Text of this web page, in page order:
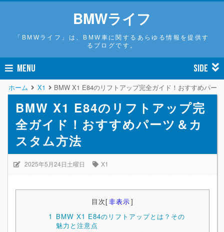
BMWライフ
「BMWライフ」は、BMW車に関するあらゆる情報を提供す
るブログです。
MENU SIDE
ホーム X1 BMW X1 E84のリフトアップ完全ガイド！おすすめパー
BMW X1 E84のリフトアップ完
全ガイド！おすすめパーツ＆カ
スタム方法
2025年5月24日土曜日 X1
目次[非表示]
1 BMW X1 E84のリフトアップとは？その
魅力と注意点